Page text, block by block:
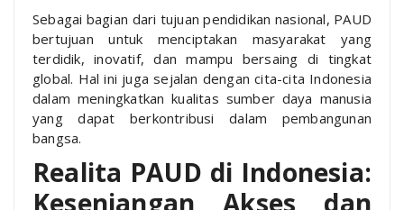
Sebagai bagian dari tujuan pendidikan nasional, PAUD
bertujuan untuk menciptakan masyarakat yang
terdidik, inovatif, dan mampu bersaing di tingkat
global. Hal ini juga sejalan dengan cita-cita Indonesia
dalam meningkatkan kualitas sumber daya manusia
yang dapat berkontribusi dalam pembangunan
bangsa.
Realita PAUD di Indonesia:
Kesenjangan Akses dan